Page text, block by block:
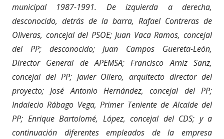
municipal 1987-1991. De izquierda a derecha,
desconocido, detrás de la barra, Rafael Contreras de
Oliveras, concejal del PSOE; Juan Vaca Ramos, concejal
del PP; desconocido; Juan Campos Guereta-León,
Director General de APEMSA; Francisco Arniz Sanz,
concejal del PP; Javier Ollero, arquitecto director del
proyecto; José Antonio Hernández, concejal del PP;
Indalecio Rábago Vega, Primer Teniente de Alcalde del
PP; Enrique Bartolomé, López, concejal del CDS; y a
continuación diferentes empleados de la empresa